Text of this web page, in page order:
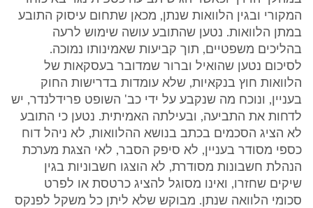
המקורי ובגין הלוואות שנתן, מכאן שתחום עיסוק התובע
במתן הלוואות. נטען שהתובע עושה שימוש לרעה
בהליכים משפטיים, תוך קביעות שאמינותו נמוכה.
לסיכום נטען שהואיל וברור שמדובר בעסקאות של
הלוואות חוץ בנקאיות, שלא עומדות בדרישות החוק
בעניין, ונוכח מה שנקבע על ידי כב' השופט פרידלנדר, יש
לדחות את התביעה, ובעילתה האמיתית. נטען כי התובע
לא הציג הסכמים בכתב בנושא ההלוואות, לא ניהל דוח
כספי מסודר בעניין, לא סיפק הסבר, לאי הצגת מערכת
הנהלת חשבונות מסודרת, לא הוצגו חשבוניות בגין
שיקים שחזרו, ואינו מסוגל להציג כרטסת או לפרט
סכומי הלוואה שנתן. מבוקש שלא ליתן כל משקל לפנקס